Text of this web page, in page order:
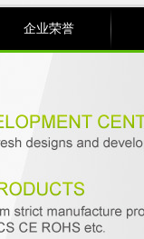
企业荣誉